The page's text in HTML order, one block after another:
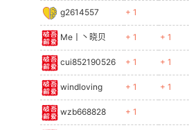
g2614557 + 1
Me丨丶晓贝 + 1 + 1
cui852190526 + 1 + 1
windloving + 1 + 1
wzb668828 + 1